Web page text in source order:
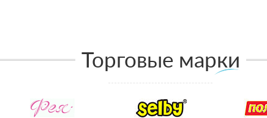
Торговые марки